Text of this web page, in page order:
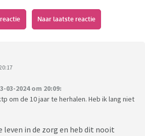
wij gewoon de coronavaccinaties
de kinderen ook de hpv prikken met
te worden omdat we pokken
leef je als je besluit tot niet
Naar laatste reactie
2024 om 20:09:
om de 10 jaar te herhalen. Heb ik lang niet
leven in de zorg en heb dit nooit